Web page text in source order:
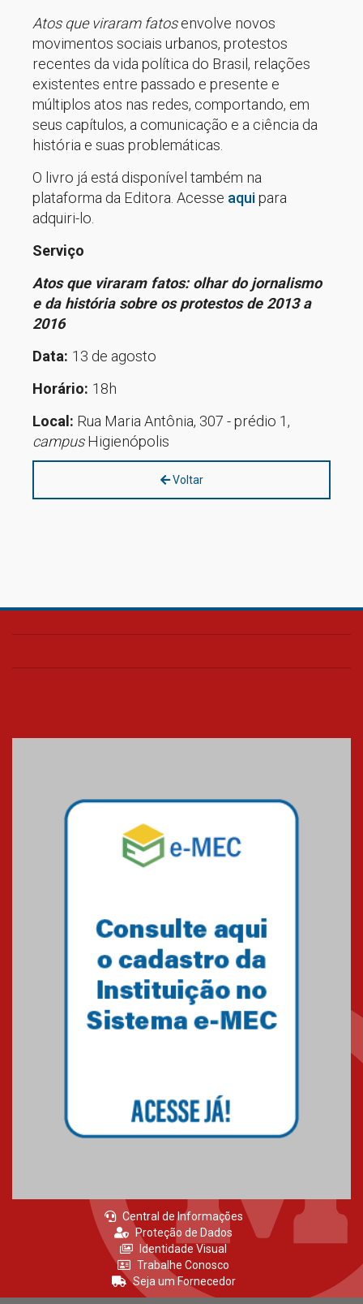
Atos que viraram fatosenvolve novos
movimentos sociais urbanos, protestos
recentes da vida política do Brasil, relações
existentes entre passado e presente e
múltiplos atos nas redes, comportando, em
seus capítulos, a comunicação e a ciência da
história e suas problemáticas.
O livro já está disponível também na
plataforma da Editora. Acesse aquipara
adquiri-lo.
Serviço
Atos que viraram fatos: olhar do jornalismo
e da história sobre os protestos de 2013 a
2016
Data: 13 de agosto
Horário: 18h
Local: Rua Maria Antônia, 307 - prédio 1,
campusHigienópolis
Voltar
Central de Informações
Proteção de Dados
Identidade Visual
Trabalhe Conosco
Seja um Fornecedor